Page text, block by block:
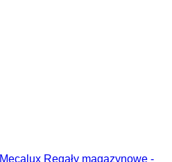
Mecalux Regały magazynowe -